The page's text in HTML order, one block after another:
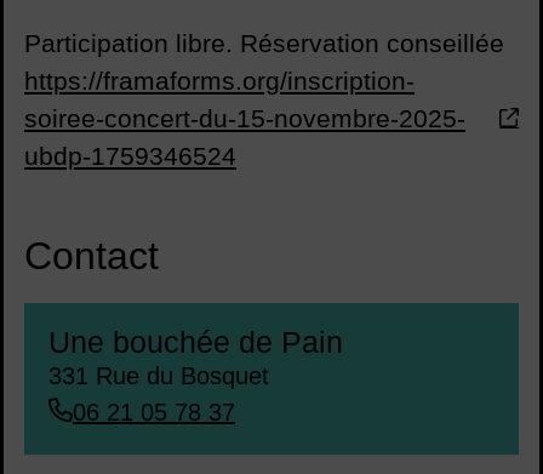
Participation libre. Réservation conseillée
https://framaforms.org/inscription-
soiree-concert-du-15-novembre-2025-
ubdp-1759346524
Contact
Une bouchée de Pain
331 Rue du Bosquet
06 21 05 78 37